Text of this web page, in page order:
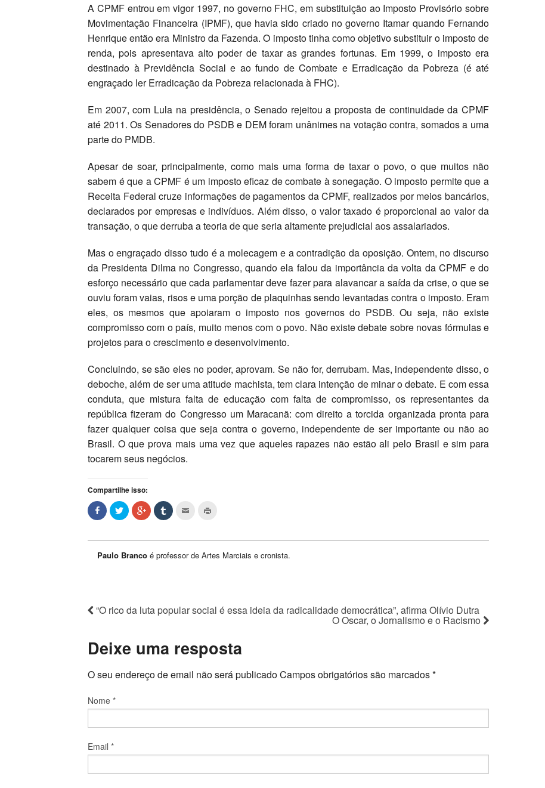
A CPMF entrou em vigor 1997, no governo FHC, em substituição ao Imposto Provisório sobre
Movimentação Financeira (IPMF), que havia sido criado no governo Itamar quando Fernando
Henrique então era Ministro da Fazenda. O imposto tinha como objetivo substituir o imposto de
renda, pois apresentava alto poder de taxar as grandes fortunas. Em 1999, o imposto era
destinado à Previdência Social e ao fundo de Combate e Erradicação da Pobreza (é até
engraçado ler Erradicação da Pobreza relacionada à FHC).
Em 2007, com Lula na presidência, o Senado rejeitou a proposta de continuidade da CPMF
até 2011. Os Senadores do PSDB e DEM foram unânimes na votação contra, somados a uma
parte do PMDB.
Apesar de soar, principalmente, como mais uma forma de taxar o povo, o que muitos não
sabem é que a CPMF é um imposto eficaz de combate à sonegação. O imposto permite que a
Receita Federal cruze informações de pagamentos da CPMF, realizados por meios bancários,
declarados por empresas e indivíduos. Além disso, o valor taxado é proporcional ao valor da
transação, o que derruba a teoria de que seria altamente prejudicial aos assalariados.
Mas o engraçado disso tudo é a molecagem e a contradição da oposição. Ontem, no discurso
da Presidenta Dilma no Congresso, quando ela falou da importância da volta da CPMF e do
esforço necessário que cada parlamentar deve fazer para alavancar a saída da crise, o que se
ouviu foram vaias, risos e uma porção de plaquinhas sendo levantadas contra o imposto. Eram
eles, os mesmos que apoiaram o imposto nos governos do PSDB. Ou seja, não existe
compromisso com o país, muito menos com o povo. Não existe debate sobre novas fórmulas e
projetos para o crescimento e desenvolvimento.
Concluindo, se são eles no poder, aprovam. Se não for, derrubam. Mas, independente disso, o
deboche, além de ser uma atitude machista, tem clara intenção de minar o debate. E com essa
conduta, que mistura falta de educação com falta de compromisso, os representantes da
república fizeram do Congresso um Maracanã: com direito a torcida organizada pronta para
fazer qualquer coisa que seja contra o governo, independente de ser importante ou não ao
Brasil. O que prova mais uma vez que aqueles rapazes não estão ali pelo Brasil e sim para
tocarem seus negócios.
Compartilhe isso:
Paulo Branco é professor de Artes Marciais e cronista.
“O rico da luta popular social é essa ideia da radicalidade democrática”, afirma Olívio Dutra
O Oscar, o Jornalismo e o Racismo
Deixe uma resposta
O seu endereço de email não será publicadoCampos obrigatórios são marcados*
Nome *
Email *